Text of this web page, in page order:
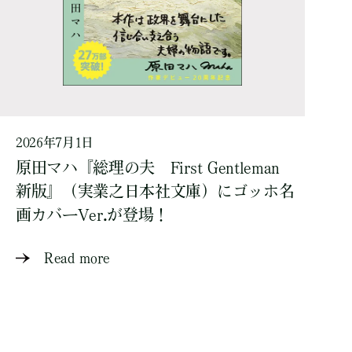
2026年7月1日
原田マハ『総理の夫 First Gentleman
新版』（実業之日本社文庫）にゴッホ名
画カバーVer.が登場！
Read more